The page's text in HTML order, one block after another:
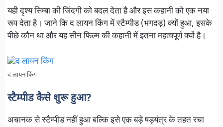
यही दृश्य सिम्बा की जिंदगी को बदल देता है और इस कहानी को एक नया
रूप देता है। जाने कि द लायन किंग में स्टैम्पीड (भगदड़) क्यों हुआ, इसके
पीछे कौन था और यह सीन फिल्म की कहानी में इतना महत्वपूर्ण क्यों है।
द लायन किंग
स्टैम्पीड कैसे शुरू हुआ?
अचानक से स्टैम्पीड नहीं हुआ बल्कि इसे एक बड़े षड्यंत्र के तहत रचा